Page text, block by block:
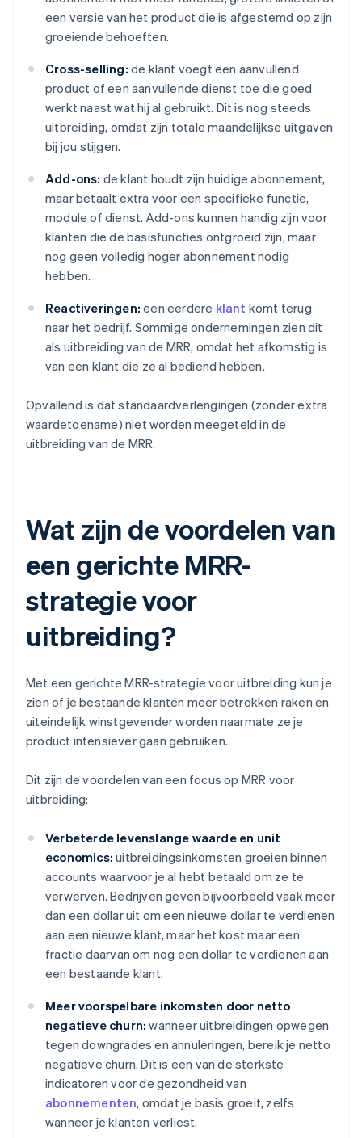
een versie van het product die is afgestemd op zijn
groeiende behoeften.
Cross-selling: de klant voegt een aanvullend
product of een aanvullende dienst toe die goed
werkt naast wat hij al gebruikt. Dit is nog steeds
uitbreiding, omdat zijn totale maandelijkse uitgaven
bij jou stijgen.
Add-ons: de klant houdt zijn huidige abonnement,
maar betaalt extra voor een specifieke functie,
module of dienst. Add-ons kunnen handig zijn voor
klanten die de basisfuncties ontgroeid zijn, maar
nog geen volledig hoger abonnement nodig
hebben.
Reactiveringen: een eerdere klant komt terug
naar het bedrijf. Sommige ondernemingen zien dit
als uitbreiding van de MRR, omdat het afkomstig is
van een klant die ze al bediend hebben.
Opvallend is dat standaardverlengingen (zonder extra
waardetoename) niet worden meegeteld in de
uitbreiding van de MRR.
Wat zijn de voordelen van
een gerichte MRR-
strategie voor
uitbreiding?
Met een gerichte MRR-strategie voor uitbreiding kun je
zien of je bestaande klanten meer betrokken raken en
uiteindelijk winstgevender worden naarmate ze je
product intensiever gaan gebruiken.
Dit zijn de voordelen van een focus op MRR voor
uitbreiding:
Verbeterde levenslange waarde en unit
economics: uitbreidingsinkomsten groeien binnen
accounts waarvoor je al hebt betaald om ze te
verwerven. Bedrijven geven bijvoorbeeld vaak meer
dan een dollar uit om een nieuwe dollar te verdienen
aan een nieuwe klant, maar het kost maar een
fractie daarvan om nog een dollar te verdienen aan
een bestaande klant.
Meer voorspelbare inkomsten door netto
negatieve churn: wanneer uitbreidingen opwegen
tegen downgrades en annuleringen, bereik je netto
negatieve churn. Dit is een van de sterkste
indicatoren voor de gezondheid van
abonnementen, omdat je basis groeit, zelfs
wanneer je klanten verliest.